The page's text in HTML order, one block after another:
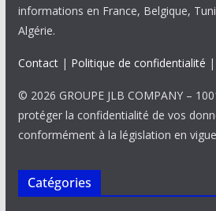
informations en France, Belgique,
Algérie.
Contact| Politique de confidentialité |
© 2026 GROUPE JLB COMPANY –
protéger la confidentialité de vos
conformément à la législation en
Catégories